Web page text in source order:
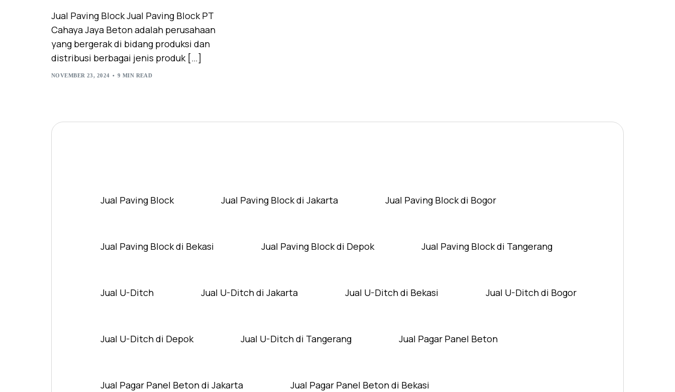
Jual Paving Block Jual Paving Block PT
Cahaya Jaya Beton adalah perusahaan
yang bergerak di bidang produksi dan
distribusi berbagai jenis produk […]
NOVEMBER 23, 2024 9 MIN READ
Jual Paving Block Jual Paving Block di Jakarta Jual Paving Block di Bogor
Jual Paving Block di Bekasi Jual Paving Block di Depok Jual Paving Block di Tangerang
Jual U-Ditch Jual U-Ditch di Jakarta Jual U-Ditch di Bekasi Jual U-Ditch di Bogor
Jual U-Ditch di Depok Jual U-Ditch di Tangerang Jual Pagar Panel Beton
Jual Pagar Panel Beton di Jakarta Jual Pagar Panel Beton di Bekasi